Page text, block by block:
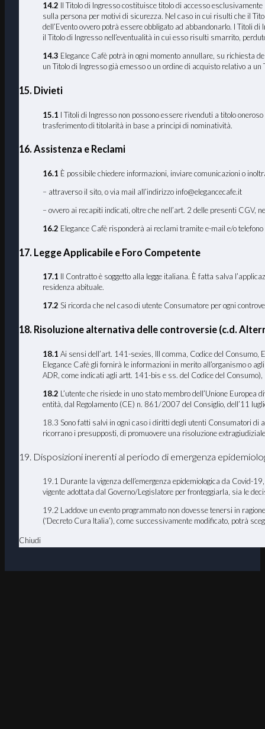
14.2 Il Titolo di Ingresso costituisce titolo di accesso
sulla persona per motivi di sicurezza. Nel caso in cui risulti che il
dell’Evento ovvero potrà essere obbligato ad abbandonarlo. I Titoli
il Titolo di Ingresso nell’eventualità in cui esso risulti smarrito,
14.3 Elegance Cafè potrà in ogni momento annullare, su richiesta
un Titolo di Ingresso già emesso o un ordine di acquisto relativo a
15. Divieti
15.1 I Titoli di Ingresso non possono essere rivenduti a titolo
trasferimento di titolarità in base a principi di nominatività.
16. Assistenza e Reclami
16.1 È possibile chiedere informazioni, inviare comunicazioni o
– attraverso il sito, o via mail all’indirizzo info@elegancecafe.it
– ovvero ai recapiti indicati, oltre che nell’art. 2 delle presenti CGV,
16.2 Elegance Cafè risponderà ai reclami tramite e-mail e/o
17. Legge Applicabile e Foro Competente
17.1 Il Contratto è soggetto alla legge italiana. È fatta salva
residenza abituale.
17.2 Si ricorda che nel caso di utente Consumatore per ogni
18. Risoluzione alternativa delle controversie (c.d.
18.1 Ai sensi dell’art. 141-sexies, III comma, Codice del
Elegance Cafè gli fornirà le informazioni in merito all’organismo o
ADR, come indicati agli artt. 141-bis e ss. del Codice del
18.2 L’utente che risiede in uno stato membro dell’Unione
entità, dal Regolamento (CE) n. 861/2007 del Consiglio, dell’11
18.3 Sono fatti salvi in ogni caso i diritti degli utenti Consumatori di
ricorrano i presupposti, di promuovere una risoluzione
19. Disposizioni inerenti al periodo di emergenza
19.1 Durante la vigenza dell’emergenza epidemiologica da Covid-
vigente adottata dal Governo/Legislatore per fronteggiarla, sia le
19.2 Laddove un evento programmato non dovesse tenersi in
(‘Decreto Cura Italia’), come successivamente modificato, potrà
Chiudi